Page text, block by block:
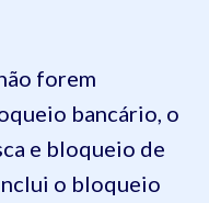
forem
bancário, o
e bloqueio de
o bloqueio